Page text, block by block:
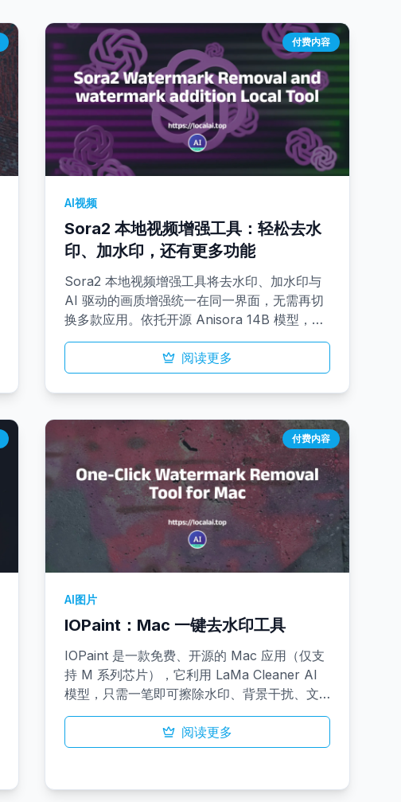
付费内容
AI视频
Sora2 本地视频增强工具：轻松去水
印、加水印，还有更多功能
Sora2 本地视频增强工具将去水印、加水印与
AI 驱动的画质增强统一在同一界面，无需再切
换多款应用。依托开源 Anisora 14B 模型，它
通过插帧平滑运动、稳定抖动画面并保留面部
表情，同时允许用户微调分块时长等参数，快
速输出可直接用于生产的成片。
阅读更多
付费内容
AI图片
IOPaint：Mac 一键去水印工具
IOPaint 是一款免费、开源的 Mac 应用（仅支
持 M 系列芯片），它利用 LaMa Cleaner AI
模型，只需一笔即可擦除水印、背景干扰、文
字或破损区域。应用支持自托管且一键运行，
能够无缝重建缺失像素，生成干净、修复后的
图像。
阅读更多